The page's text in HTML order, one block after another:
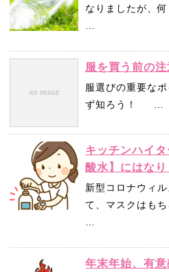
なりましたが、
…
服を買う前の注
服選びの重要な
ず知ろう！ …
キッチンハイ
酸水】にはなり
新型コロナウィ
て、マスクはも
…
年末年始、有